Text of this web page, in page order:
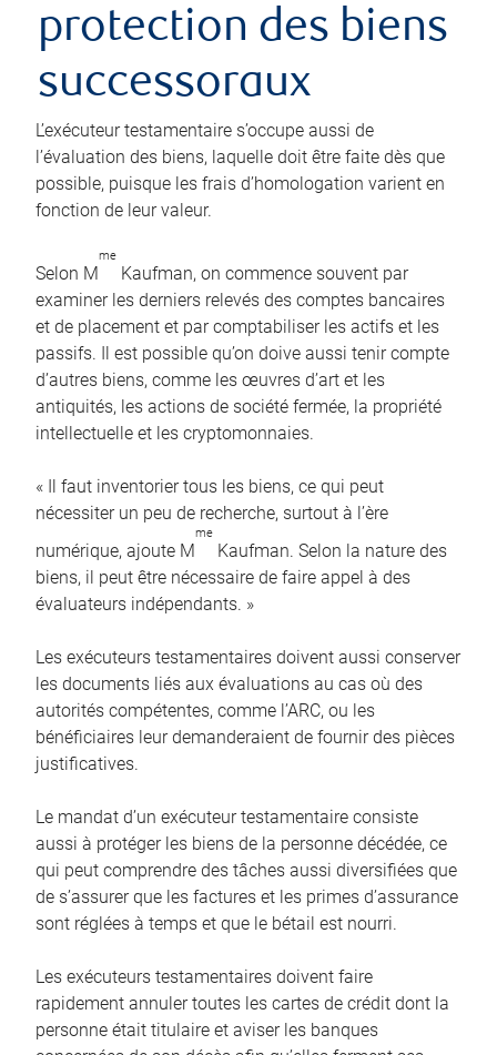
protection des biens
successoraux
L’exécuteur testamentaire s’occupe aussi de
l’évaluation des biens, laquelle doit être faite dès que
possible, puisque les frais d’homologation varient en
fonction de leur valeur.
Selon M
me
Kaufman, on commence souvent par
examiner les derniers relevés des comptes bancaires
et de placement et par comptabiliser les actifs et les
passifs. Il est possible qu’on doive aussi tenir compte
d’autres biens, comme les œuvres d’art et les
antiquités, les actions de société fermée, la propriété
intellectuelle et les cryptomonnaies.
« Il faut inventorier tous les biens, ce qui peut
nécessiter un peu de recherche, surtout à l’ère
numérique, ajoute M
me
Kaufman. Selon la nature des
biens, il peut être nécessaire de faire appel à des
évaluateurs indépendants. »
Les exécuteurs testamentaires doivent aussi conserver
les documents liés aux évaluations au cas où des
autorités compétentes, comme l’ARC, ou les
bénéficiaires leur demanderaient de fournir des pièces
justificatives.
Le mandat d’un exécuteur testamentaire consiste
aussi à protéger les biens de la personne décédée, ce
qui peut comprendre des tâches aussi diversifiées que
de s’assurer que les factures et les primes d’assurance
sont réglées à temps et que le bétail est nourri.
Les exécuteurs testamentaires doivent faire
rapidement annuler toutes les cartes de crédit dont la
personne était titulaire et aviser les banques